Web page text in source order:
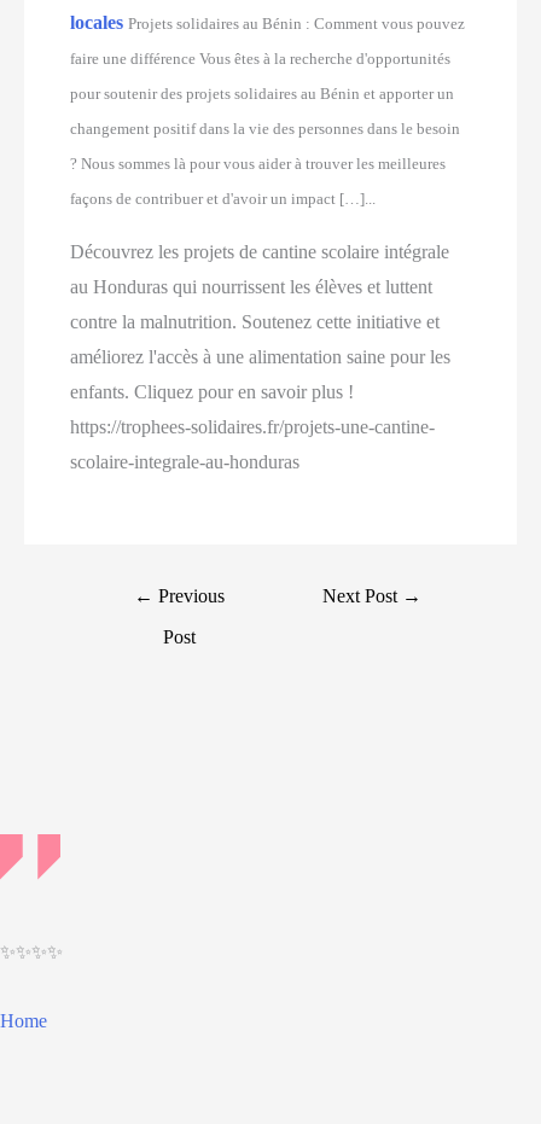
locales Projets solidaires au Bénin : Comment vous pouvez
faire une différence Vous êtes à la recherche d'opportunités
pour soutenir des projets solidaires au Bénin et apporter un
changement positif dans la vie des personnes dans le besoin
? Nous sommes là pour vous aider à trouver les meilleures
façons de contribuer et d'avoir un impact […]...
Découvrez les projets de cantine scolaire intégrale
au Honduras qui nourrissent les élèves et luttent
contre la malnutrition. Soutenez cette initiative et
améliorez l'accès à une alimentation saine pour les
enfants. Cliquez pour en savoir plus !
https://trophees-solidaires.fr/projets-une-cantine-
scolaire-integrale-au-honduras
← Previous
Post
Next Post →
✨✨✨✨
Home